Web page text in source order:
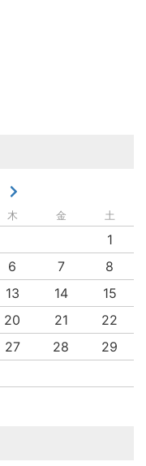
木 金 土
1
6 7
8
13 14
15
20 21
22
27 28
29